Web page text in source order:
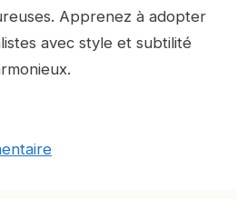
Apprenez à adopter
avec style et subtilité